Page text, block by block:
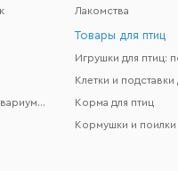
Лакомства
Оборудование для аквариумов
Товары для птиц
Клетки и подставки
Корма для птиц
Кормушки и поилки